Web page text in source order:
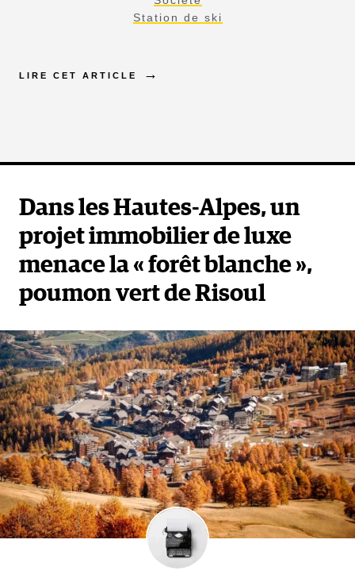
Station de ski
LIRE CET ARTICLE
Dans les Hautes-Alpes, un
projet immobilier de luxe
menace la « forêt blanche »,
poumon vert de Risoul